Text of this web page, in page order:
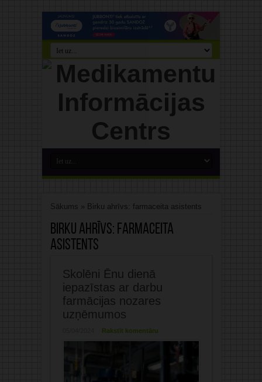
Sākums » Birku ahrīvs: farmaceita asistents
Birku ahrīvs: farmaceita
asistents
Skolēni Ēnu dienā
iepazīstas ar darbu
farmācijas nozares
uzņēmumos
Rakstīt komentāru